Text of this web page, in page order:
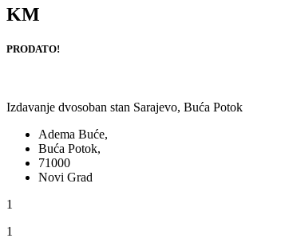
KM
PRODATO!
Izdavanje dvosoban stan Sarajevo, Buća Potok
Adema Buće,
Buća Potok,
71000
Novi Grad
1
1